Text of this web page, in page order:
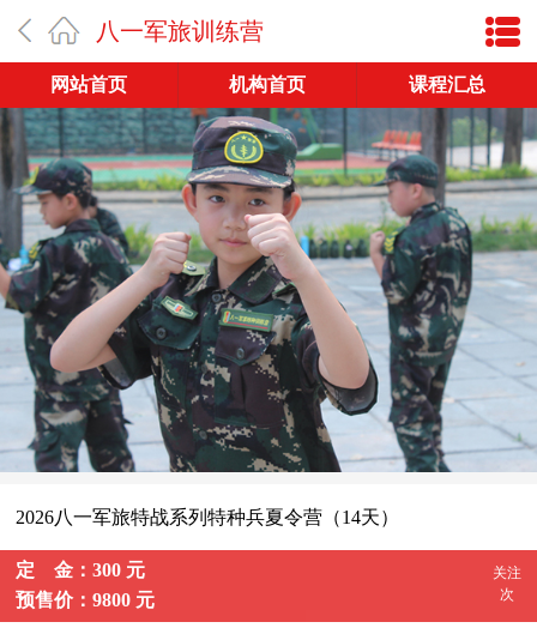
八一军旅训练营
网站首页 机构首页 课程汇总
2026八一军旅特战系列特种兵夏令营（14天）
定 金：300 元
预售价：9800 元
关注
次